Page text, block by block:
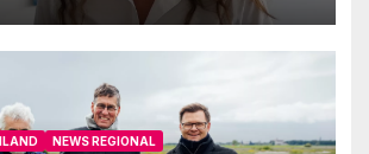
NEWS REGIONAL